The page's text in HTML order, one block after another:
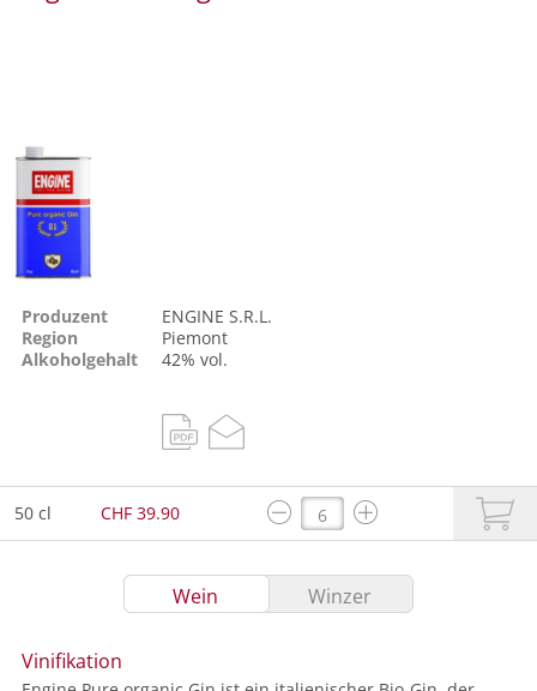
Produzent
ENGINE S.R.L.
Region
Piemont
Alkoholgehalt
42% vol.
50 cl CHF 39.90
Wein Winzer
Vinifikation